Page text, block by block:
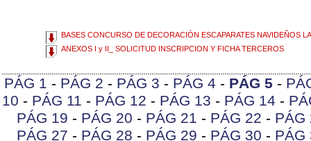
BASES CONCURSO DE DECORACIÓN ESCAPARATES NAVIDEÑOS
ANEXOS I y II_ SOLICITUD INSCRIPCION Y FICHA TERCEROS
PÁG 1 - PÁG 2 - PÁG 3 - PÁG 4 - PÁG 5 -
10 - PÁG 11 - PÁG 12 - PÁG 13 - PÁG 14 -
PÁG 19 - PÁG 20 - PÁG 21 - PÁG 22 - PÁG
PÁG 27 - PÁG 28 - PÁG 29 - PÁG 30 - PÁG